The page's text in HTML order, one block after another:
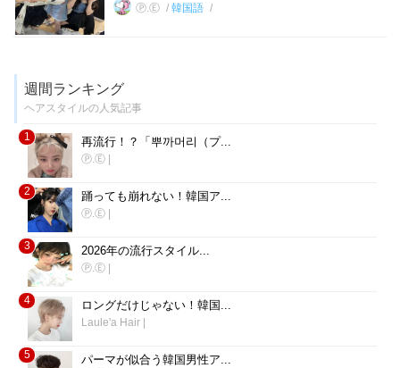
Ⓟ.Ⓔ 韓国語
週間ランキング
ヘアスタイルの人気記事
1 再流行！？「뿌까머리（プ...
Ⓟ.Ⓔ |
2 踊っても崩れない！韓国ア...
Ⓟ.Ⓔ |
3 2026年の流行スタイル...
Ⓟ.Ⓔ |
4 ロングだけじゃない！韓国...
Laule'a Hair |
5 パーマが似合う韓国男性ア...